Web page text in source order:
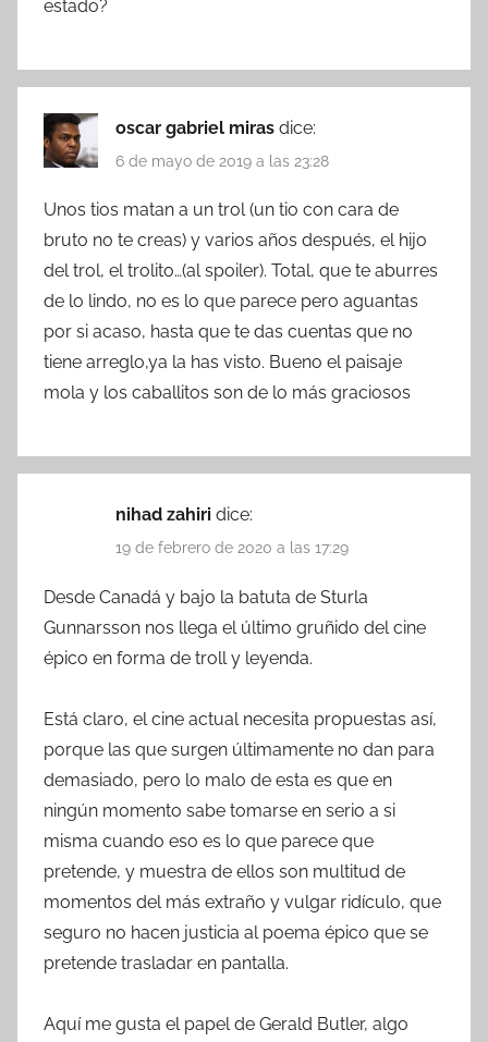
estado?
oscar gabriel miras dice:
6 de mayo de 2019 a las 23:28
Unos tios matan a un trol (un tio con cara de
bruto no te creas) y varios años después, el hijo
del trol, el trolito…(al spoiler). Total, que te aburres
de lo lindo, no es lo que parece pero aguantas
por si acaso, hasta que te das cuentas que no
tiene arreglo,ya la has visto. Bueno el paisaje
mola y los caballitos son de lo más graciosos
nihad zahiri dice:
19 de febrero de 2020 a las 17:29
Desde Canadá y bajo la batuta de Sturla
Gunnarsson nos llega el último gruñido del cine
épico en forma de troll y leyenda.
Está claro, el cine actual necesita propuestas así,
porque las que surgen últimamente no dan para
demasiado, pero lo malo de esta es que en
ningún momento sabe tomarse en serio a si
misma cuando eso es lo que parece que
pretende, y muestra de ellos son multitud de
momentos del más extraño y vulgar ridículo, que
seguro no hacen justicia al poema épico que se
pretende trasladar en pantalla.
Aquí me gusta el papel de Gerald Butler, algo